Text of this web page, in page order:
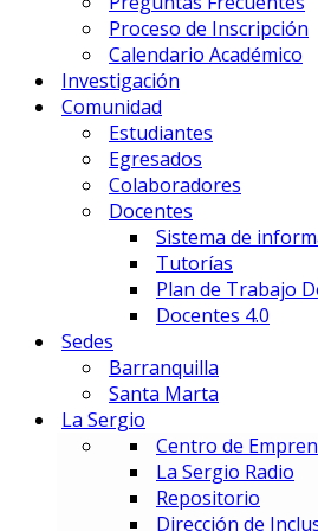
Postgrados
DIN –
Proceso de Inscripción
Calendario Académico
Investigación
Comunidad
Estudiantes
Egresados
Colaboradores
Docentes
Sistema de
Tutorías
Plan de Trabajo
Docentes 4.0
Sedes
Barranquilla
Santa Marta
La Sergio
Centro de
La Sergio Radio
Repositorio
Dirección de